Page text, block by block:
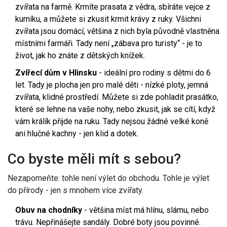
zvířata na farmě. Krmíte prasata z vědra, sbíráte vejce z
kurníku, a můžete si zkusit krmit krávy z ruky. Všichni
zvířata jsou domácí, většina z nich byla původně vlastněna
místními farmáři. Tady není „zábava pro turisty“ - je to
život, jak ho znáte z dětských knížek.
Zvířecí dům v Hlinsku - ideální pro rodiny s dětmi do 6
let. Tady je plocha jen pro malé děti - nízké ploty, jemná
zvířata, klidné prostředí. Můžete si zde pohladit prasátko,
které se lehne na vaše nohy, nebo zkusit, jak se cítí, když
vám králík přijde na ruku. Tady nejsou žádné velké koně
ani hlučné kachny - jen klid a dotek.
Co byste měli mít s sebou?
Nezapomeňte: tohle není výlet do obchodu. Tohle je výlet
do přírody - jen s mnohem více zvířaty.
Obuv na chodníky - většina míst má hlínu, slámu, nebo
trávu. Nepřinášejte sandály. Dobré boty jsou povinné.